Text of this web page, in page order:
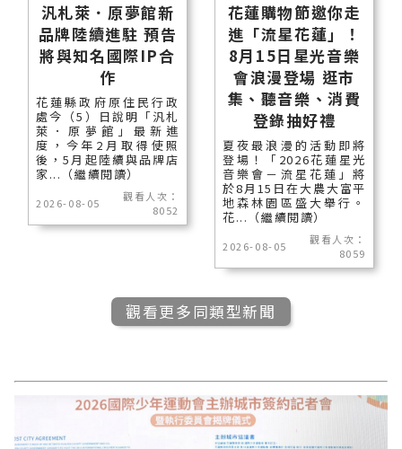
汎札萊．原夢館新
品牌陸續進駐 預告
將與知名國際IP合
作
花蓮縣政府原住民行政
處今（5）日說明「汎札
萊．原夢館」最新進
度，今年2月取得使照
後，5月起陸續與品牌店
家...（繼續閱讀）
2026-08-05
觀看人次：
8052
花蓮購物節邀你走
進「流星花蓮」！
8月15日星光音樂
會浪漫登場 逛市
集、聽音樂、消費
登錄抽好禮
夏夜最浪漫的活動即將
登場！「2026花蓮星光
音樂會－流星花蓮」將
於8月15日在大農大富平
地森林園區盛大舉行。
花...（繼續閱讀）
2026-08-05
觀看人次：
8059
觀看更多同類型新聞